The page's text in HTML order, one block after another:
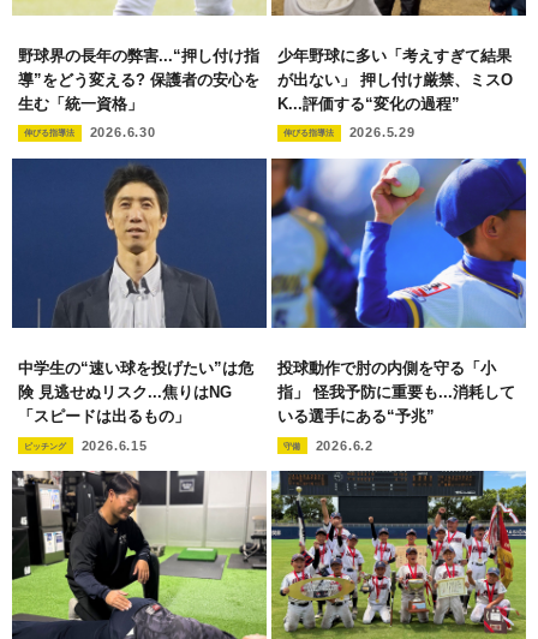
野球界の長年の弊害...“押し付け指
導”をどう変える? 保護者の安心を
生む「統一資格」
伸びる指導法 2026.6.30
少年野球に多い「考えすぎて結果
が出ない」 押し付け厳禁、ミスO
K...評価する“変化の過程”
伸びる指導法 2026.5.29
中学生の“速い球を投げたい”は危
険 見逃せぬリスク...焦りはNG
「スピードは出るもの」
ピッチング 2026.6.15
投球動作で肘の内側を守る「小
指」 怪我予防に重要も...消耗して
いる選手にある“予兆”
守備 2026.6.2